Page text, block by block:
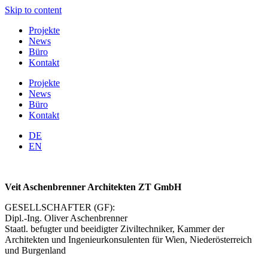
Skip to content
Projekte
News
Büro
Kontakt
Projekte
News
Büro
Kontakt
DE
EN
Veit Aschenbrenner Architekten ZT GmbH
GESELLSCHAFTER (GF):
Dipl.-Ing. Oliver Aschenbrenner
Staatl. befugter und beeidigter Ziviltechniker, Kammer der
Architekten und Ingenieurkonsulenten für Wien, Niederösterreich
und Burgenland